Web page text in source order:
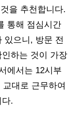
을 추천합니다.
통해 점심시간
있으니, 방문 전
하는 것이 가장
에서는 12시부
대로 근무하여
.